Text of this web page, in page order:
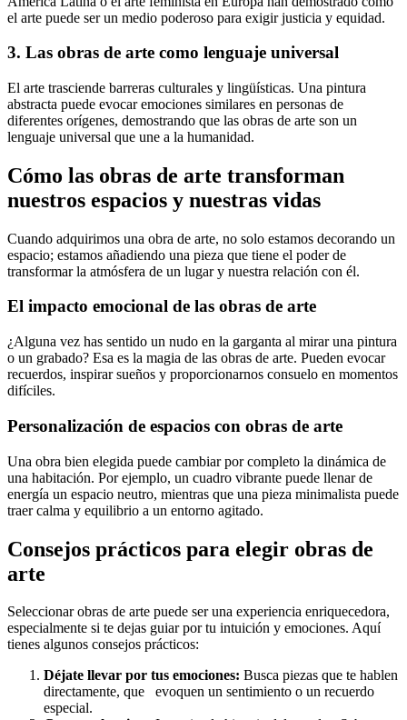
el arte puede ser un medio poderoso para exigir justicia y equidad.
3. Las obras de arte como lenguaje universal
El arte trasciende barreras culturales y lingüísticas. Una pintura
abstracta puede evocar emociones similares en personas de
diferentes orígenes, demostrando que las obras de arte son un
lenguaje universal que une a la humanidad.
Cómo las obras de arte transforman
nuestros espacios y nuestras vidas
Cuando adquirimos una obra de arte, no solo estamos decorando un
espacio; estamos añadiendo una pieza que tiene el poder de
transformar la atmósfera de un lugar y nuestra relación con él.
El impacto emocional de las obras de arte
¿Alguna vez has sentido un nudo en la garganta al mirar una pintura
o un grabado? Esa es la magia de las obras de arte. Pueden evocar
recuerdos, inspirar sueños y proporcionarnos consuelo en momentos
difíciles.
Personalización de espacios con obras de arte
Una obra bien elegida puede cambiar por completo la dinámica de
una habitación. Por ejemplo, un cuadro vibrante puede llenar de
energía un espacio neutro, mientras que una pieza minimalista puede
traer calma y equilibrio a un entorno agitado.
Consejos prácticos para elegir obras de
arte
Seleccionar obras de arte puede ser una experiencia enriquecedora,
especialmente si te dejas guiar por tu intuición y emociones. Aquí
tienes algunos consejos prácticos:
Déjate llevar por tus emociones: Busca piezas que te hablen
directamente, que evoquen un sentimiento o un recuerdo
especial.